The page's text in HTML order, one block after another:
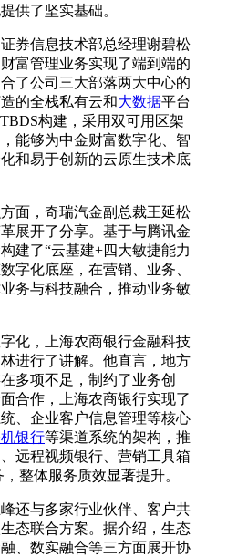
供了坚实基础。
券信息技术部总经理谢碧松
富管理业务实现了端到端的
了公司三大部落两大中心的
的全栈私有云和大数据平台
构建，采用双可用区架
能够为中金财富数字化、智
和易于创新的云原生技术底
面，奇瑞汽金副总裁王延松
展开了分享。基于与腾讯金
建了“云基建+四大敏捷能力
字化底座，在营销、业务、
务与科技融合，推动业务敏
化，上海农商银行金融科技
进行了讲解。他直言，地方
多项不足，制约了业务创
合作，上海农商银行实现了
、企业客户信息管理等核心
银行等渠道系统的架构，推
远程视频银行、营销工具箱
整体服务质效显著提升。
还与多家行业伙伴、客户共
态联合方案。据介绍，生态
、数实融合等三方面展开协